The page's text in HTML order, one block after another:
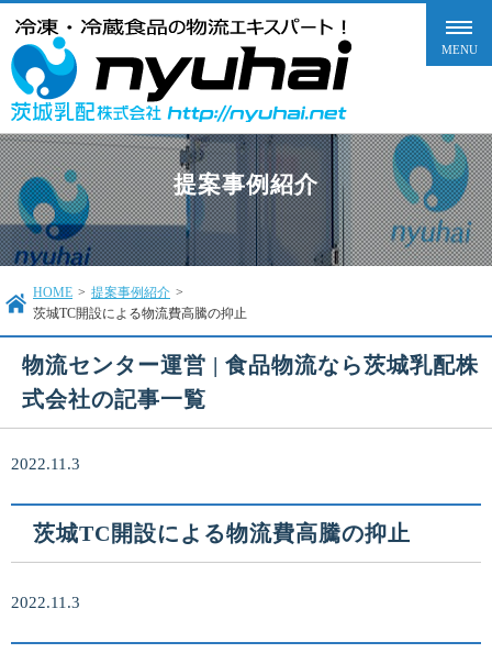
提案事例紹介
HOME > 提案事例紹介 >
茨城TC開設による物流費高騰の抑止
物流センター運営 | 食品物流なら茨城乳配株
式会社の記事一覧
2022.11.3
茨城TC開設による物流費高騰の抑止
2022.11.3